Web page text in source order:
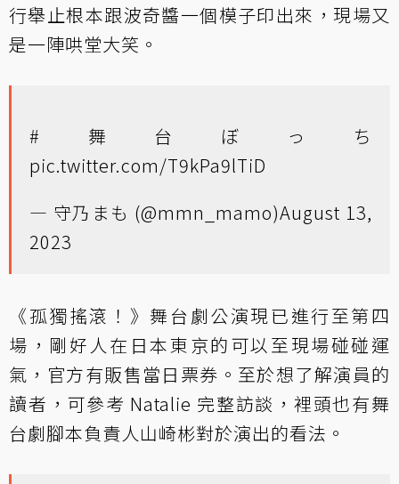
行舉止根本跟波奇醬一個模子印出來，現場又
是一陣哄堂大笑。
#舞台ぼっち
pic.twitter.com/T9kPa9lTiD
— 守乃まも (@mmn_mamo)August 13,
2023
《孤獨搖滾！》舞台劇公演現已進行至第四
場，剛好人在日本東京的可以至現場碰碰運
氣，官方有販售當日票券。至於想了解演員的
讀者，可參考 Natalie 完整訪談，裡頭也有舞
台劇腳本負責人山崎彬對於演出的看法。